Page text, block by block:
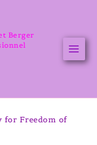
Berger
for Freedom of